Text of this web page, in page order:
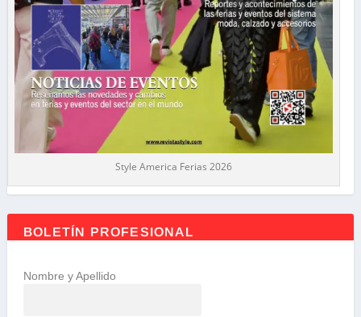
Style America Ferias 2026
BOLETÍN PROFESIONAL
Nombre y Apellido